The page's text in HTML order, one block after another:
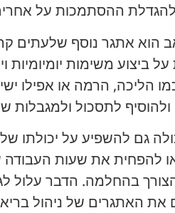
ההסתמכות על
הוא אתגר נוסף שלעתים
על ביצוע משימות
הליכה, הרמה או אפילו
לתסכול ולמגבלות
גם להשפיע על יכולתו
להפחית את שעות העבודה
הצורך בהחלמה. הדבר עלול
את האתגרים של ניהול